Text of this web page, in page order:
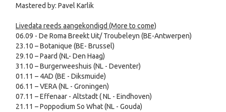
Mastered by: Pavel Karlik
Livedata reeds aangekondigd (More to come)
06.09 - De Roma Breekt Uit/ Troubeleyn (BE-Antwerpen)
23.10 – Botanique (BE- Brussel)
29.10 – Paard (NL- Den Haag)
31.10 – Burgerweeshuis (NL - Deventer)
01.11 – 4AD (BE - Diksmuide)
06.11 – VERA (NL - Groningen)
07.11 – Effenaar - Altstadt ( NL - Eindhoven)
21.11 – Poppodium So What (NL - Gouda)